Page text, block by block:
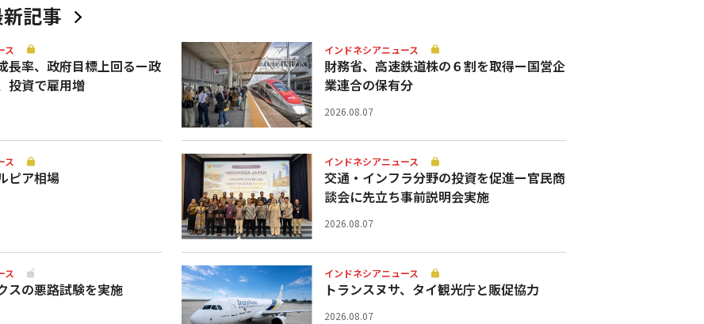
記事
ス
長率、政府目標上回るー政
投資で雇用増
インドネシアニュース
財務省、高速鉄道株の６割を取得ー国営企
業連合の保有分
2026.08.07
ス
ピア相場
インドネシアニュース
交通・インフラ分野の投資を促進ー官民商
談会に先立ち事前説明会実施
2026.08.07
ス
スの悪路試験を実施
インドネシアニュース
トランスヌサ、タイ観光庁と販促協力
2026.08.07